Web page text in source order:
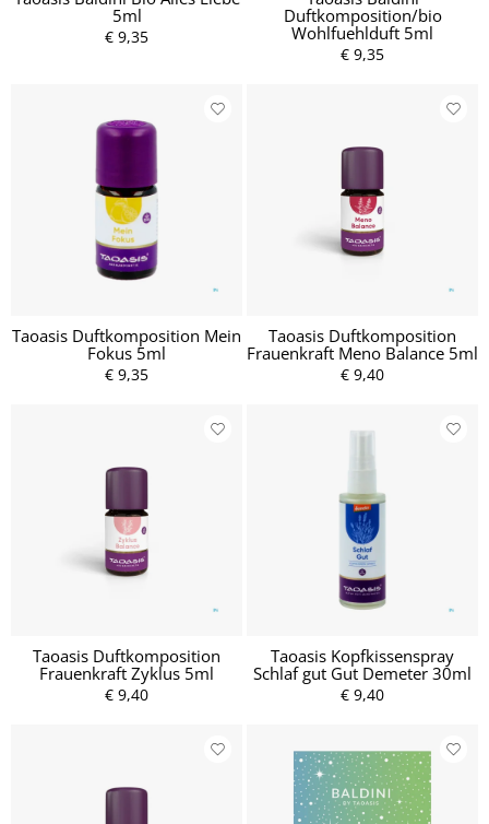
5ml
€ 9,35
Duftkomposition/bio
Wohlfuehlduft 5ml
€ 9,35
Taoasis Duftkomposition Mein
Fokus 5ml
€ 9,35
Taoasis Duftkomposition
Frauenkraft Meno Balance 5ml
€ 9,40
Taoasis Duftkomposition
Frauenkraft Zyklus 5ml
€ 9,40
Taoasis Kopfkissenspray
Schlaf gut Gut Demeter 30ml
€ 9,40